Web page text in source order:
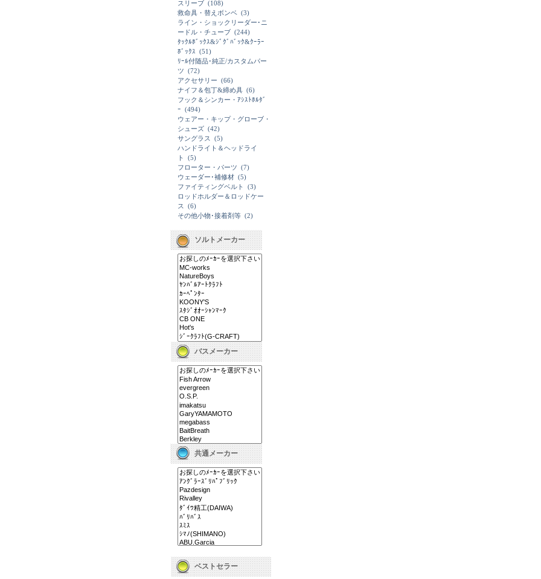
スリーブ (108)
救命具・替えボンベ (3)
ライン・ショックリーダー･ニ
ードル・チューブ (244)
ﾀｯｸﾙﾎﾞｯｸｽ&ｼﾞｸﾞﾊﾞｯｸ&ｸｰﾗｰ
ﾎﾞｯｸｽ (51)
ﾘｰﾙ付随品･純正/カスタムパー
ツ (72)
アクセサリー (66)
ナイフ＆包丁&締め具 (6)
フック＆シンカー・ｱｼｽﾄﾎﾙﾀﾞ
ｰ (494)
ウェアー・キップ・グローブ・
シューズ (42)
サングラス
(5)
ハンドライト＆ヘッドライ
ト
(5)
フローター・パーツ (7)
ウェーダー･補修材 (5)
ファイティングベルト
(3)
ロッドホルダー＆ロッドケー
ス
(6)
その他小物･接着剤等 (2)
ソルトメーカー
バスメーカー
共通メーカー
ベストセラー